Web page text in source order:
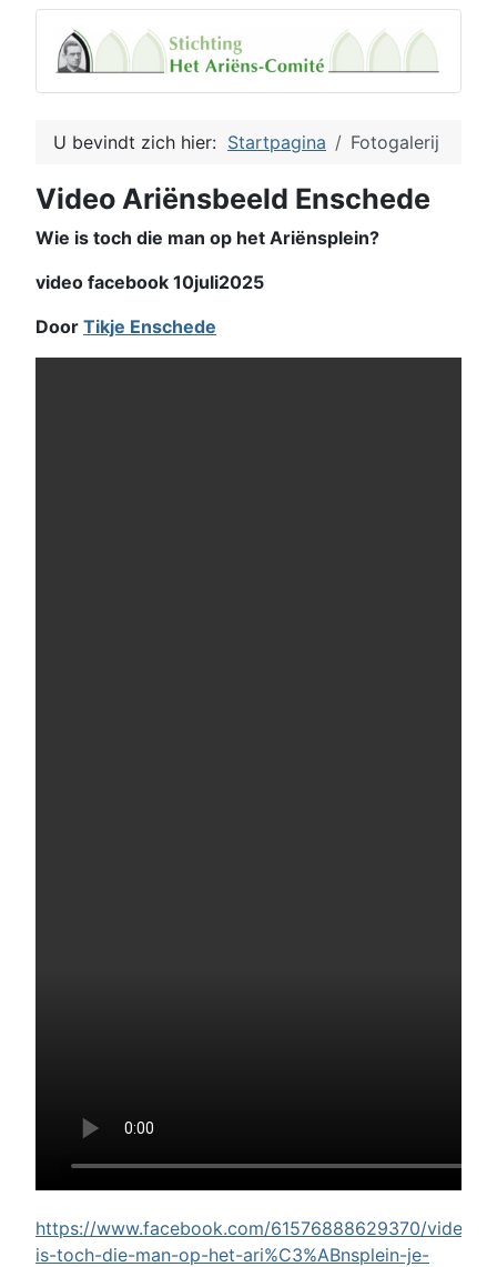
U bevindt zich hier: Startpagina Fotogalerij
Video Ariënsbeeld Enschede
Wie is toch die man op het Ariënsplein?
video facebook 10juli2025
Door Tikje Enschede
https://www.facebook.com/61576888629370/videos/
is-toch-die-man-op-het-ari%C3%ABnsplein-je-